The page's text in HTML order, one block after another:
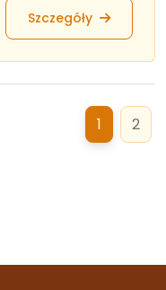
Szczegóły
1 2